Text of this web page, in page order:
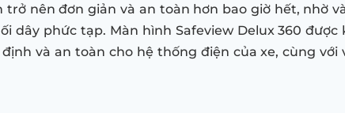
nên đơn giản và an toàn hơn bao giờ hết, nhờ
dây phức tạp. Màn hình Safeview Delux 360
và an toàn cho hệ thống điện của xe, cùng